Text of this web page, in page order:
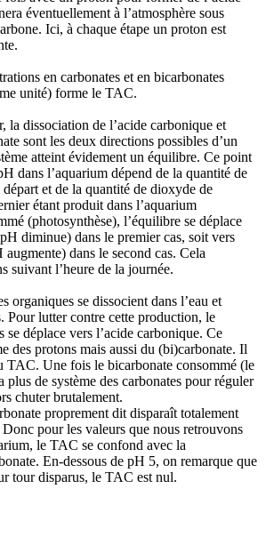
éventuellement à l’atmosphère sous
Ici, à chaque étape un proton est
en carbonates et en bicarbonates
unité) forme le TAC.
la dissociation de l’acide carbonique et
sont les deux directions possibles d’un
atteint évidement un équilibre. Ce point
dans l’aquarium dépend de la quantité de
départ et de la quantité de dioxyde de
étant produit dans l’aquarium
(photosynthèse), l’équilibre se déplace
diminue) dans le premier cas, soit vers
dans le second cas. Cela
suivant l’heure de la journée.
organiques se dissocient dans l’eau et
Pour lutter contre cette production, le
se déplace vers l’acide carbonique. Ce
des protons mais aussi du (bi)carbonate. Il
TAC. Une fois le bicarbonate consommé (le
plus de système des carbonates pour réguler
chuter brutalement.
proprement dit disparaît totalement
pour les valeurs que nous retrouvons
le TAC se confond avec la
En-dessous de pH 5, on remarque que
tour disparus, le TAC est nul.